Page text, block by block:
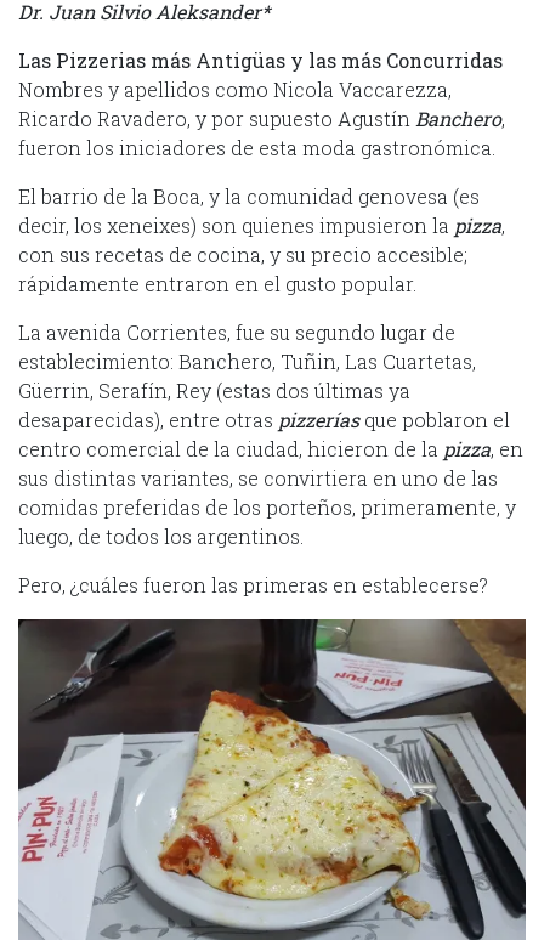
Dr. Juan Silvio Aleksander*
Las Pizzerias más Antigüas y las más Concurridas
Nombres y apellidos como Nicola Vaccarezza,
Ricardo Ravadero, y por supuesto Agustín Banchero,
fueron los iniciadores de esta moda gastronómica.
El barrio de la Boca, y la comunidad genovesa (es
decir, los xeneixes) son quienes impusieron la pizza,
con sus recetas de cocina, y su precio accesible;
rápidamente entraron en el gusto popular.
La avenida Corrientes, fue su segundo lugar de
establecimiento: Banchero, Tuñin, Las Cuartetas,
Güerrin, Serafín, Rey (estas dos últimas ya
desaparecidas), entre otras pizzeríasque poblaron el
centro comercial de la ciudad, hicieron de la pizza, en
sus distintas variantes, se convirtiera en uno de las
comidas preferidas de los porteños, primeramente, y
luego, de todos los argentinos.
Pero, ¿cuáles fueron las primeras en establecerse?